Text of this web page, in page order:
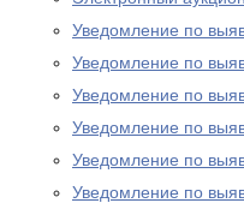
Уведомление по
Уведомление по
Уведомление по
Уведомление по
Уведомление по
Уведомление по